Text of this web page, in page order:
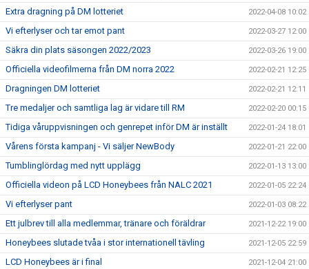
Extra dragning på DM lotteriet 2022-04-08 10:02
Vi efterlyser och tar emot pant 2022-03-27 12:00
Säkra din plats säsongen 2022/2023 2022-03-26 19:00
Officiella videofilmerna från DM norra 2022 2022-02-21 12:25
Dragningen DM lotteriet 2022-02-21 12:11
Tre medaljer och samtliga lag är vidare till RM 2022-02-20 00:15
Tidiga våruppvisningen och genrepet inför DM är inställt 2022-01-24 18:01
Vårens första kampanj - Vi säljer NewBody 2022-01-21 22:00
Tumblinglördag med nytt upplägg 2022-01-13 13:00
Officiella videon på LCD Honeybees från NALC 2021 2022-01-05 22:24
Vi efterlyser pant 2022-01-03 08:22
Ett julbrev till alla medlemmar, tränare och föräldrar 2021-12-22 19:00
Honeybees slutade tvåa i stor internationell tävling 2021-12-05 22:59
LCD Honeybees är i final 2021-12-04 21:00